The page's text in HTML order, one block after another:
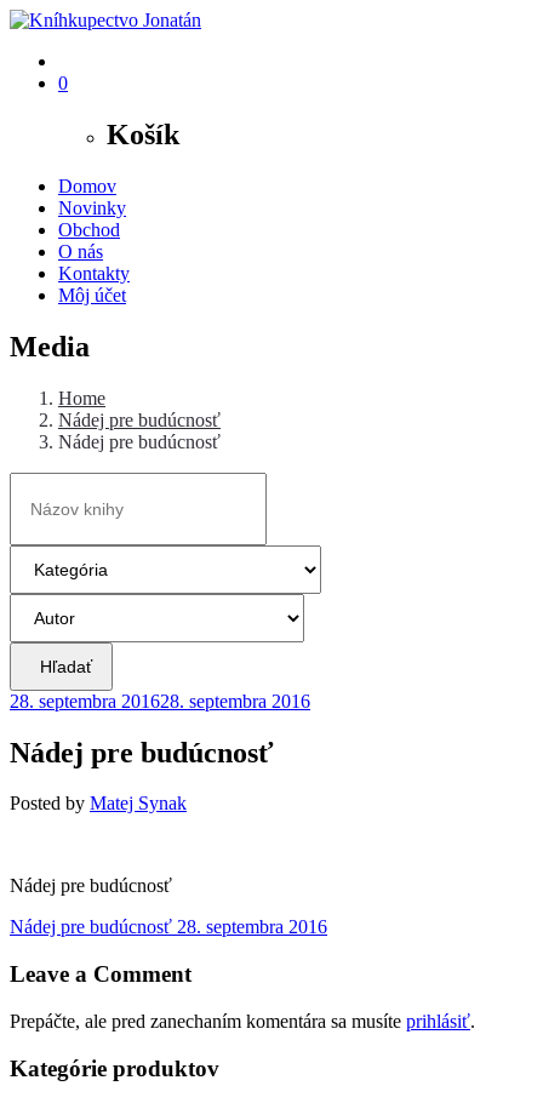
0
Košík
Domov
Novinky
Obchod
O nás
Kontakty
Môj účet
Media
Home
Nádej pre budúcnosť
Nádej pre budúcnosť
Hľadať
28. septembra 201628. septembra 2016
Nádej pre budúcnosť
Posted by Matej Synak
Nádej pre budúcnosť
Navigácia
v
Nádej pre budúcnosť Previous
28. septembra 2016
Leave a Comment
Prepáčte, ale pred zanechaním komentára sa musíte prihlásiť.
Kategórie produktov